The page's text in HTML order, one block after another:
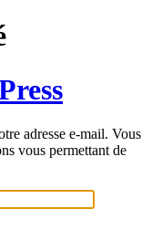
adresse e-mail. Vous
vous permettant de